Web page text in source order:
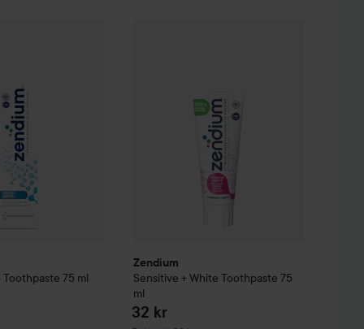
Toothpaste 75 ml
Zendium
Sensitive + White Toothpaste 75
ml
32 kr